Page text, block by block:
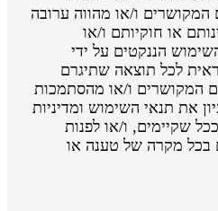
ו/או מהווה ערובה
או חוקיותם ו/או
הננקטים על ידי
לכל תוצאה שתיגרם
ו/או מהסתמכות
את תנאי השימוש ומדיניות
שקיימים, ו/או לפנות
מקרה של טענה או